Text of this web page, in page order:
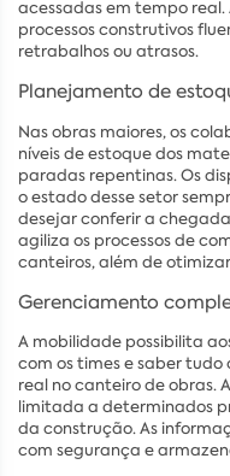
acessadas em tempo real.
processos construtivos
retrabalhos ou atrasos.
Planejamento de
Nas obras maiores, os
níveis de estoque dos
paradas repentinas. Os
o estado desse setor
desejar conferir a
agiliza os processos de
canteiros, além de
Gerenciamento
A mobilidade possibilita
com os times e saber
real no canteiro de obras.
limitada a determinados
da construção. As
com segurança e